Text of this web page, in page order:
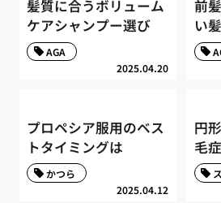
髪質に合うボリューム
ケアシャンプー選び
2025.04.20
AGA
前
い
プロペシア服用のベス
トタイミングは
2025.04.12
かつら
円
毛